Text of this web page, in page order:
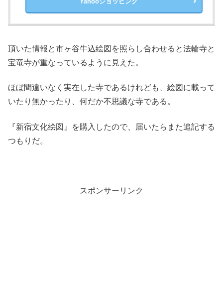
頂いた情報と市ヶ谷牛込絵図を照らし合わせると法輪寺と
宝竜寺が重なっているように見えた。
ほぼ間違いなく実在した寺であるけれども、絵図に載って
いたり無かったり、何だか不思議な寺である。
『新宿文化絵図』を購入したので、届いたらまた追記する
つもりだ。
スポンサーリンク